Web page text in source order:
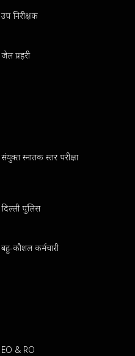
उप निरीक्षक
जेल प्रहरी
संयुक्त स्नातक स्तर परीक्षा
दिल्ली पुलिस
बहु-कौशल कर्मचारी
EO & RO